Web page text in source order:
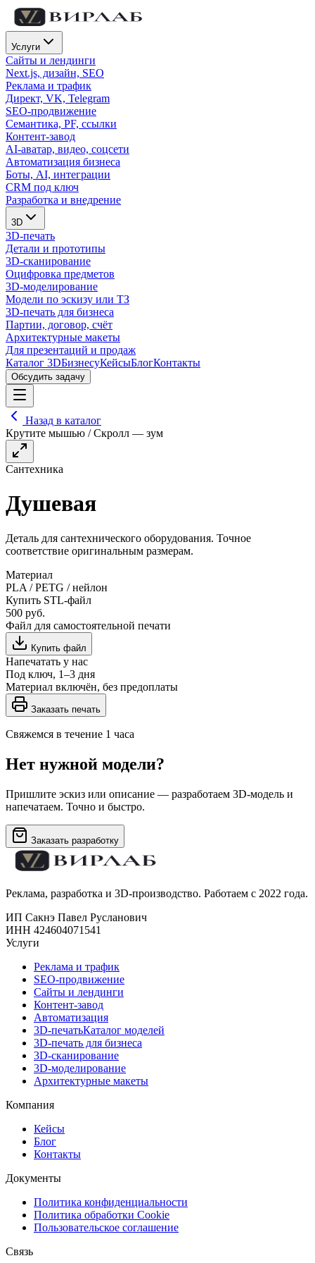
Услуги
Сайты и лендинги
Next.js, дизайн, SEO
Реклама и трафик
Директ, VK, Telegram
SEO-продвижение
Семантика, PF, ссылки
Контент-завод
AI-аватар, видео, соцсети
Автоматизация бизнеса
Боты, AI, интеграции
CRM под ключ
Разработка и внедрение
3D
3D-печать
Детали и прототипы
3D-сканирование
Оцифровка предметов
3D-моделирование
Модели по эскизу или ТЗ
3D-печать для бизнеса
Партии, договор, счёт
Архитектурные макеты
Для презентаций и продаж
Каталог 3DБизнесуКейсыБлогКонтакты
Обсудить задачу
Назад в каталог
Крутите мышью / Скролл — зум
Сантехника
Душевая
Деталь для сантехнического оборудования. Точное
соответствие оригинальным размерам.
Материал
PLA / PETG / нейлон
Купить STL-файл
500 руб.
Файл для самостоятельной печати
Купить файл
Напечатать у нас
Под ключ, 1–3 дня
Материал включён, без предоплаты
Заказать печать
Свяжемся в течение 1 часа
Нет нужной модели?
Пришлите эскиз или описание — разработаем 3D-модель и
напечатаем. Точно и быстро.
Заказать разработку
Реклама, разработка и 3D-производство. Работаем с 2022 года.
ИП Сакнэ Павел Русланович
ИНН 424604071541
Услуги
Реклама и трафик
SEO-продвижение
Сайты и лендинги
Контент-завод
Автоматизация
3D-печатьКаталог моделей
3D-печать для бизнеса
3D-сканирование
3D-моделирование
Архитектурные макеты
Компания
Кейсы
Блог
Контакты
Документы
Политика конфиденциальности
Политика обработки Cookie
Пользовательское соглашение
Связь